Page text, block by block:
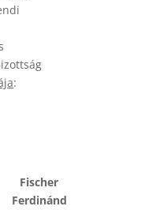
:
Fischer
Ferdinánd